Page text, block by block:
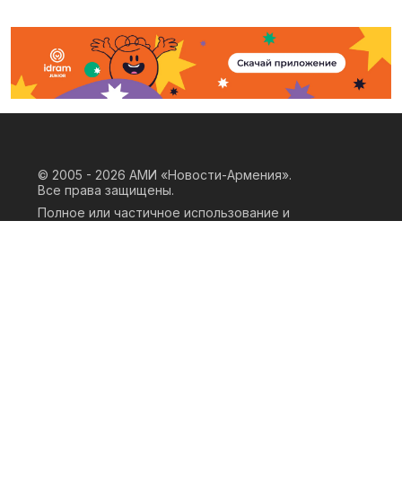
© 2005 - 2026 АМИ «Новости-Армения».
Все права защищены.
Полное или частичное использование и